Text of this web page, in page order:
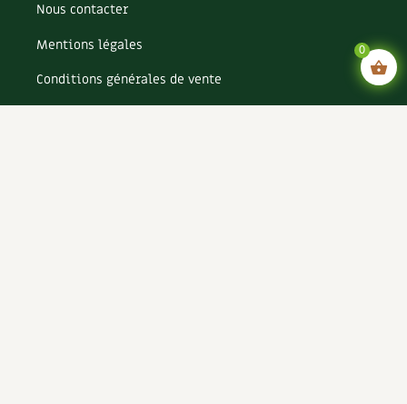
Nous contacter
Mentions légales
Conditions générales de vente
0